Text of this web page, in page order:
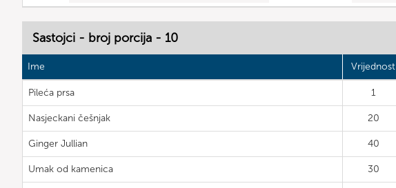
Sastojci - broj porcija - 10
Ime Vrijednost
Pileća prsa 1
Nasjeckani češnjak 20
Ginger Jullian 40
Umak od kamenica 30